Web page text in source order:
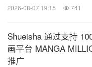
2026-08-07 19:15 741
Shueisha 通过支持
画平台 MANGA
推广